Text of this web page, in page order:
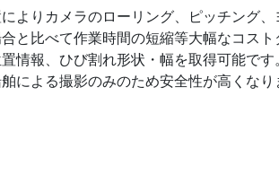
よりカメラのローリング、ピッチング
と比べて作業時間の短縮等大幅なコス
情報、ひび割れ形状・幅を取得可能です
による撮影のみのため安全性が高くなり